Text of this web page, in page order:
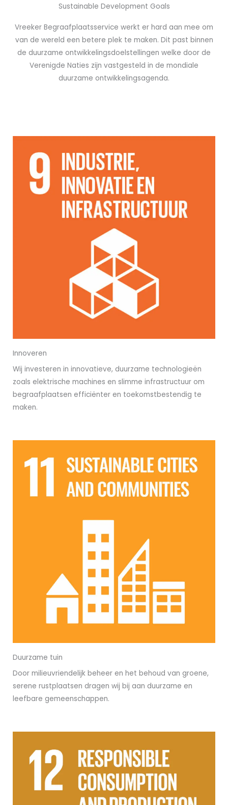
Sustainable Development Goals
Vreeker Begraafplaatsservice werkt er hard aan mee om
van de wereld een betere plek te maken. Dit past binnen
de duurzame ontwikkelingsdoelstellingen welke door de
Verenigde Naties zijn vastgesteld in de mondiale
duurzame ontwikkelingsagenda.
Innoveren
Wij investeren in innovatieve, duurzame technologieën
zoals elektrische machines en slimme infrastructuur om
begraafplaatsen efficiënter en toekomstbestendig te
maken.
Duurzame tuin
Door milieuvriendelijk beheer en het behoud van groene,
serene rustplaatsen dragen wij bij aan duurzame en
leefbare gemeenschappen.